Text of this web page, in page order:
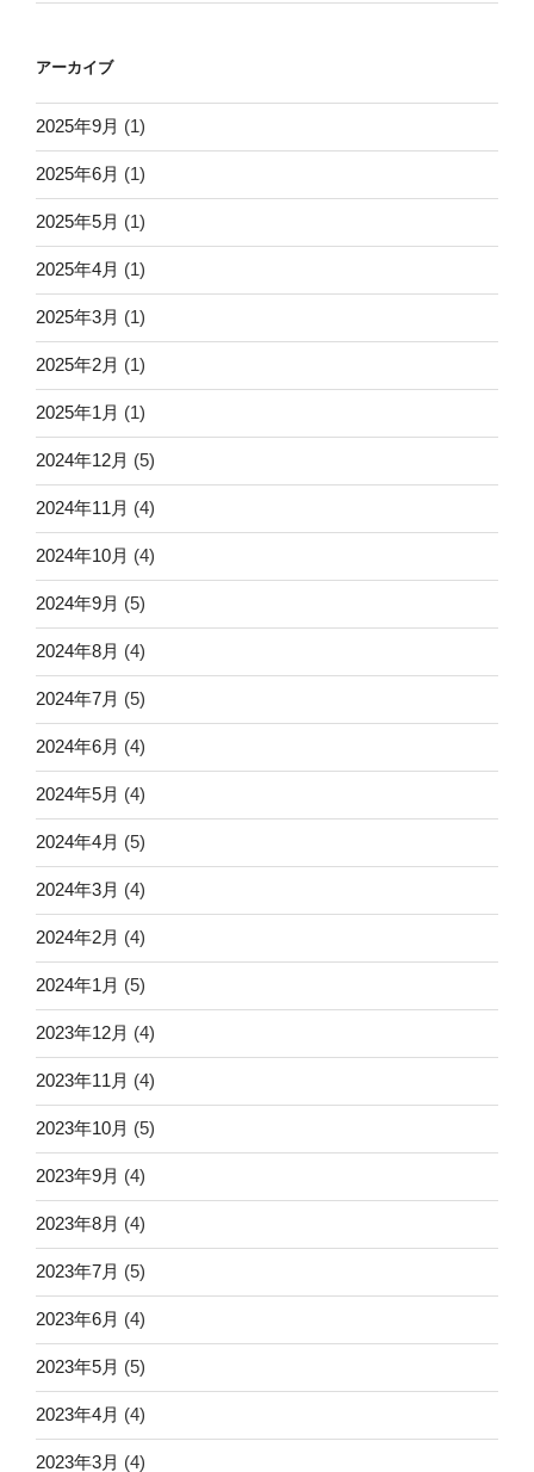
アーカイブ
2025年9月 (1)
2025年6月 (1)
2025年5月 (1)
2025年4月 (1)
2025年3月 (1)
2025年2月 (1)
2025年1月 (1)
2024年12月 (5)
2024年11月 (4)
2024年10月 (4)
2024年9月 (5)
2024年8月 (4)
2024年7月 (5)
2024年6月 (4)
2024年5月 (4)
2024年4月 (5)
2024年3月 (4)
2024年2月 (4)
2024年1月 (5)
2023年12月 (4)
2023年11月 (4)
2023年10月 (5)
2023年9月 (4)
2023年8月 (4)
2023年7月 (5)
2023年6月 (4)
2023年5月 (5)
2023年4月 (4)
2023年3月 (4)